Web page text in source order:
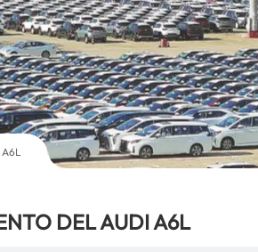
A6L
DEL AUDI A6L